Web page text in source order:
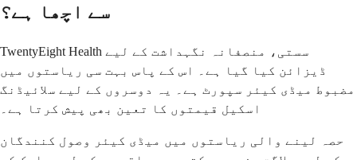
سے اچھا ہے؟
TwentyEight Health سستی، منصفانہ نگہداشت کے لیے
ڈیزائن کیا گیا ہے۔ اس کے پاس بہت سی ریاستوں میں
مضبوط میڈی کیئر سپورٹ ہے۔ یہ دوسروں کے لیے سلائیڈنگ
اسکیل قیمتوں کا تعین بھی پیش کرتا ہے۔
حصہ لینے والی ریاستوں میں میڈی کیئر وصول کنندگان